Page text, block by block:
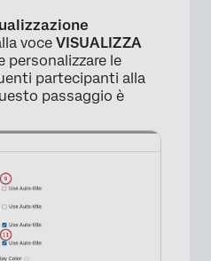
voce VISUALIZZA
personalizzare le
partecipanti alla
passaggio è